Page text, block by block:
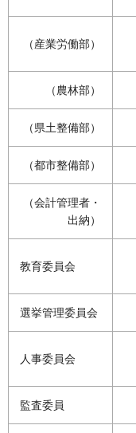
（産業労働部）
（農林部）
（県土整備部）
（都市整備部）
（会計管理者・
出納）
教育委員会
選挙管理委員会
人事委員会
監査委員